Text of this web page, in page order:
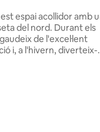
total de 5; 273
espai acollidor amb
nord. Durant els
de l'excel·lent
i, a l'hivern, diverteix-